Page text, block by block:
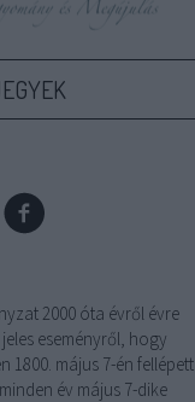
2000 óta évről évre
eseményről, hogy
1800. május 7-én fellépett
év május 7-dike